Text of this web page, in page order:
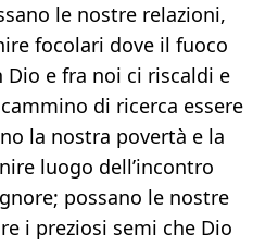
le nostre relazioni,
focolari dove il fuoco
Dio e fra noi ci riscaldi e
di ricerca essere
la nostra povertà e la
luogo dell’incontro
possano le nostre
i preziosi semi che Dio